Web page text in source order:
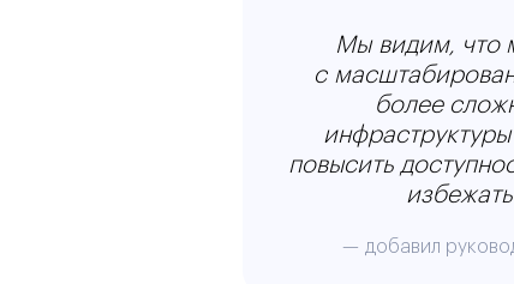
Мы видим, что
с
более
повысить
— добавил